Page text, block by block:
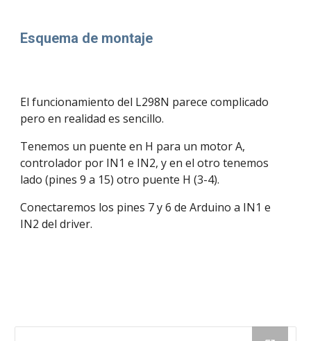
Esquema de montaje
El funcionamiento del L298N parece complicado
pero en realidad es sencillo.
Tenemos un puente en H para un motor A,
controlador por IN1 e IN2, y en el otro tenemos
lado (pines 9 a 15) otro puente H (3-4).
Conectaremos los pines 7 y 6 de Arduino a IN1 e
IN2 del driver.